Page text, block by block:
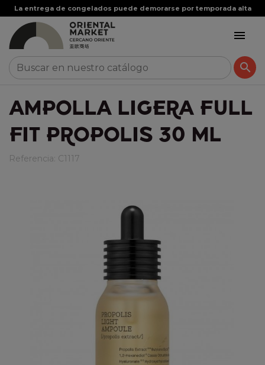
La entrega de congelados puede demorarse por temporada alta


AMPOLLA LIGERA FULL
FIT PROPOLIS 30 ML
Referencia: C1117